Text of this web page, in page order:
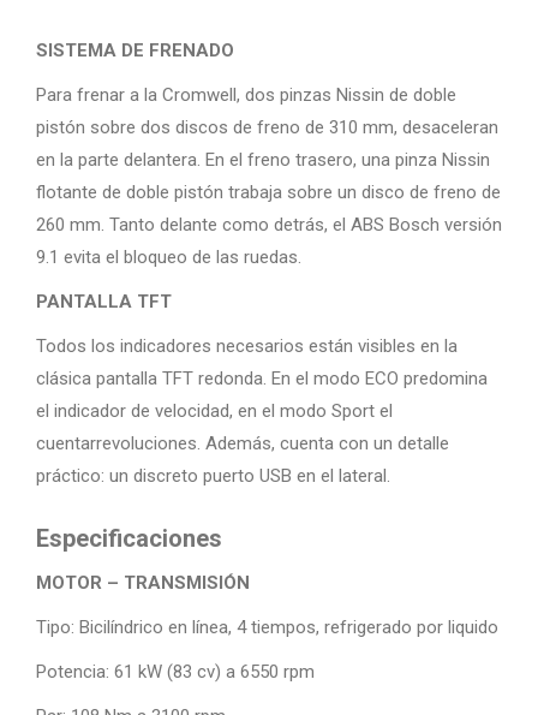
SISTEMA DE FRENADO
Para frenar a la Cromwell, dos pinzas Nissin de doble
pistón sobre dos discos de freno de 310 mm, desaceleran
en la parte delantera. En el freno trasero, una pinza Nissin
flotante de doble pistón trabaja sobre un disco de freno de
260 mm. Tanto delante como detrás, el ABS Bosch versión
9.1 evita el bloqueo de las ruedas.
PANTALLA TFT
Todos los indicadores necesarios están visibles en la
clásica pantalla TFT redonda. En el modo ECO predomina
el indicador de velocidad, en el modo Sport el
cuentarrevoluciones. Además, cuenta con un detalle
práctico: un discreto puerto USB en el lateral.
Especificaciones
MOTOR – TRANSMISIÓN
Tipo: Bicilíndrico en línea, 4 tiempos, refrigerado por liquido
Potencia: 61 kW (83 cv) a 6550 rpm